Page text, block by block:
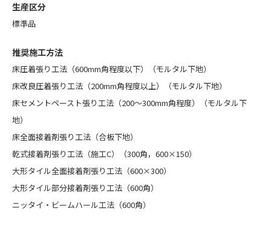
生産区分
標準品
推奨施工方法
床圧着張り工法（600mm角程度以下）（モルタル下地）
床改良圧着張り工法（200mm角程度以上）（モルタル下地）
床セメントペースト張り工法（200～300mm角程度）（モルタル下
地）
床全面接着剤張り工法（合板下地）
乾式接着剤張り工法（施工C）（300角，600×150）
大形タイル全面接着剤張り工法（600×300）
大形タイル部分接着剤張り工法（600角）
ニッタイ・ビームハール工法（600角）